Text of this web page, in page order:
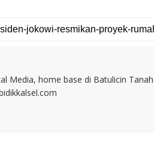
Media, home base di Batulicin